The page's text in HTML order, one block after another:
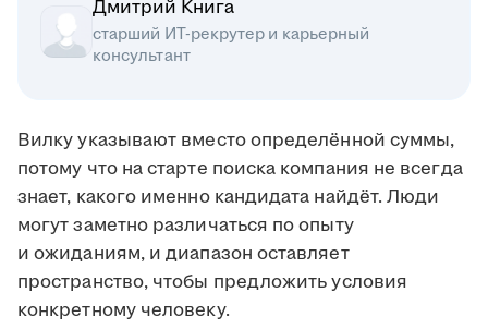
Дмитрий Книга
старший ИТ-рекрутер и карьерный
консультант
Вилку указывают вместо определённой суммы,
потому что на старте поиска компания не всегда
знает, какого именно кандидата найдёт. Люди
могут заметно различаться по опыту
и ожиданиям, и диапазон оставляет
пространство, чтобы предложить условия
конкретному человеку.